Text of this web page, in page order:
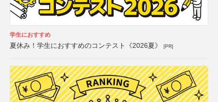
学生におすすめ
夏休み！学生におすすめのコンテスト《2026夏》 [PR]